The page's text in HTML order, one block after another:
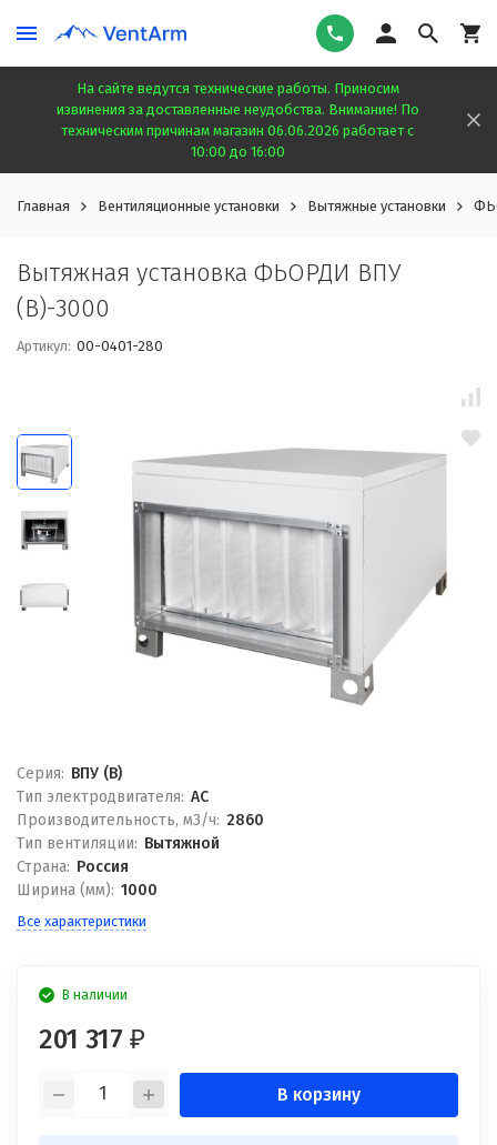
На сайте ведутся технические работы. Приносим
извинения за доставленные неудобства. Внимание! По
техническим причинам магазин 06.06.2026 работает с
10:00 до 16:00
Главная Вентиляционные установки Вытяжные установки
Вытяжная установка ФЬОРДИ ВПУ
(В)-3000
Артикул: 00-0401-280
Серия: ВПУ (В)
Тип электродвигателя: AC
Производительность, м3/ч: 2860
Тип вентиляции: Вытяжной
Страна: Россия
Ширина (мм): 1000
Все характеристики
В наличии
201 317 ₽
В корзину